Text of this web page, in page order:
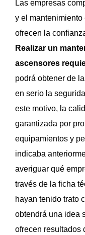
Las empresas
y el
ofrecen la
Realizar un
ascensores
podrá obtener de
en serio la
este motivo, la
garantizada por
equipamientos y
indicaba
averiguar qué
través de la ficha
hayan tenido trato
obtendrá una idea
ofrecen resultados